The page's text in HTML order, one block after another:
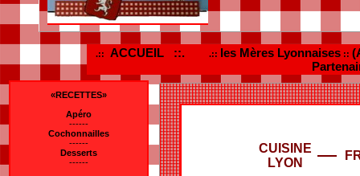
.:: ACCUEIL ::. .:: les Mères Lyonnaises ::
«RECETTES»
Apéro
------
Cochonnailles
------
Desserts
------
CUISINE
LYON